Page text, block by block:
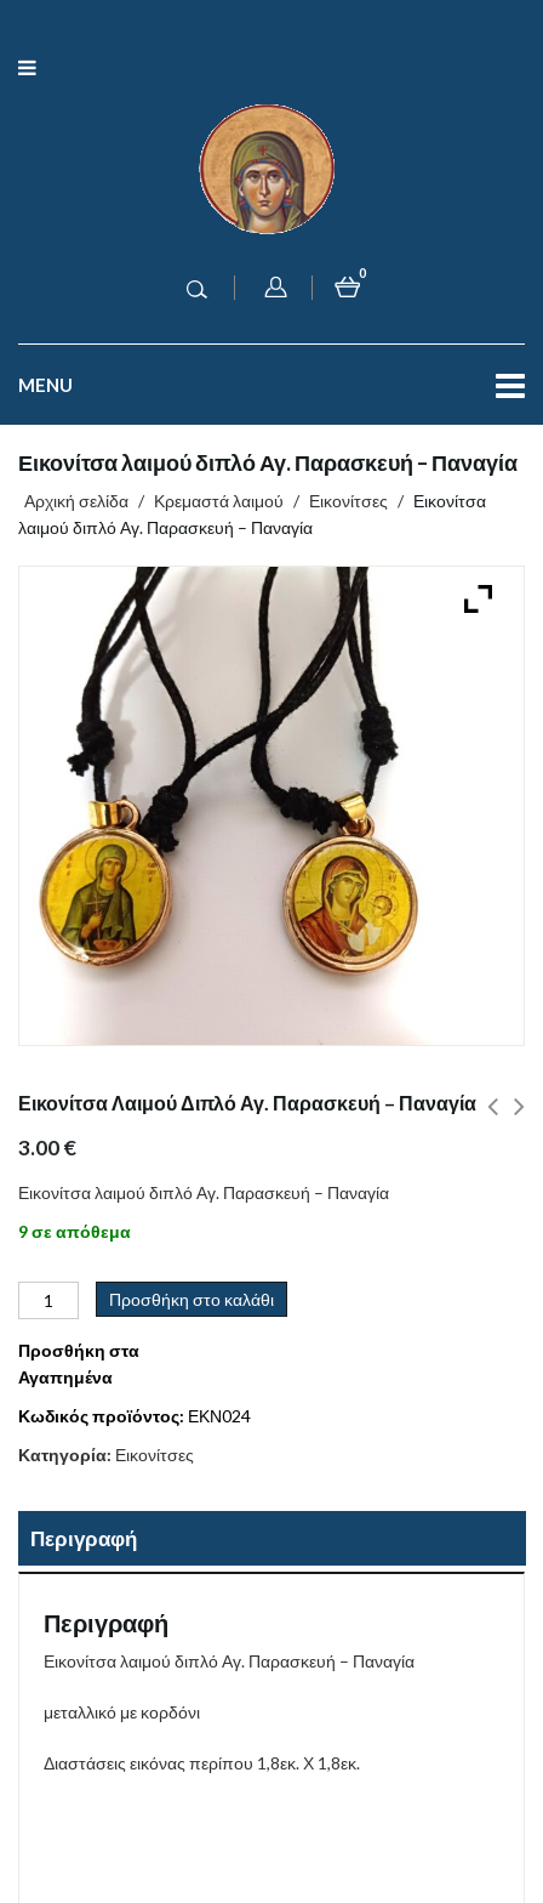
0
MENU
Εικονίτσα λαιμού διπλό Αγ. Παρασκευή – Παναγία
Αρχική σελίδα / Κρεμαστά λαιμού / Εικονίτσες / Εικονίτσα
λαιμού διπλό Αγ. Παρασκευή – Παναγία
Εικονίτσα Λαιμού Διπλό Αγ. Παρασκευή – Παναγία
3.00€
Εικονίτσα λαιμού διπλό Αγ. Παρασκευή – Παναγία
9 σε απόθεμα
Προσθήκη στο καλάθι
Προσθήκη στα
Αγαπημένα
Κωδικός προϊόντος: ΕΚΝ024
Κατηγορία: Εικονίτσες
Περιγραφή
Περιγραφή
Εικονίτσα λαιμού διπλό Αγ. Παρασκευή – Παναγία
μεταλλικό με κορδόνι
Διαστάσεις εικόνας περίπου 1,8εκ. Χ 1,8εκ.